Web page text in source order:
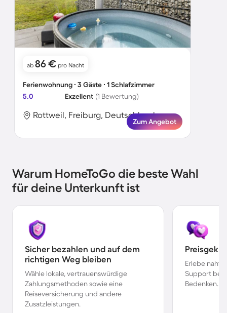
ab 86 € pro Nacht
Ferienwohnung ∙ 3 Gäste ∙ 1 Schlafzimmer
5.0
Exzellent (1 Bewertung)
Rottweil, Freiburg, Deutschland
Zum Angebot
Warum HomeToGo die beste Wahl
für deine Unterkunft ist
Sicher bezahlen und auf dem
richtigen Weg bleiben
Wähle lokale, vertrauenswürdige
Zahlungsmethoden sowie eine
Reiseversicherung und andere
Zusatzleistungen.
Erlebe
Support bei
Bedenken.